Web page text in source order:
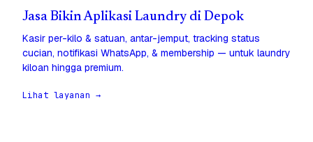
Jasa Bikin Aplikasi Laundry di Depok
Kasir per-kilo & satuan, antar-jemput, tracking status
cucian, notifikasi WhatsApp, & membership — untuk laundry
kiloan hingga premium.
Lihat layanan →